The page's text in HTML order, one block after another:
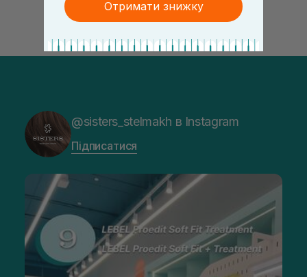
@sisters_stelmakh в Instagram
Підписатися
Отримати знижку